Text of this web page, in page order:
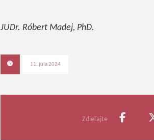
JUDr. Róbert Madej, PhD.
11. júla 2024